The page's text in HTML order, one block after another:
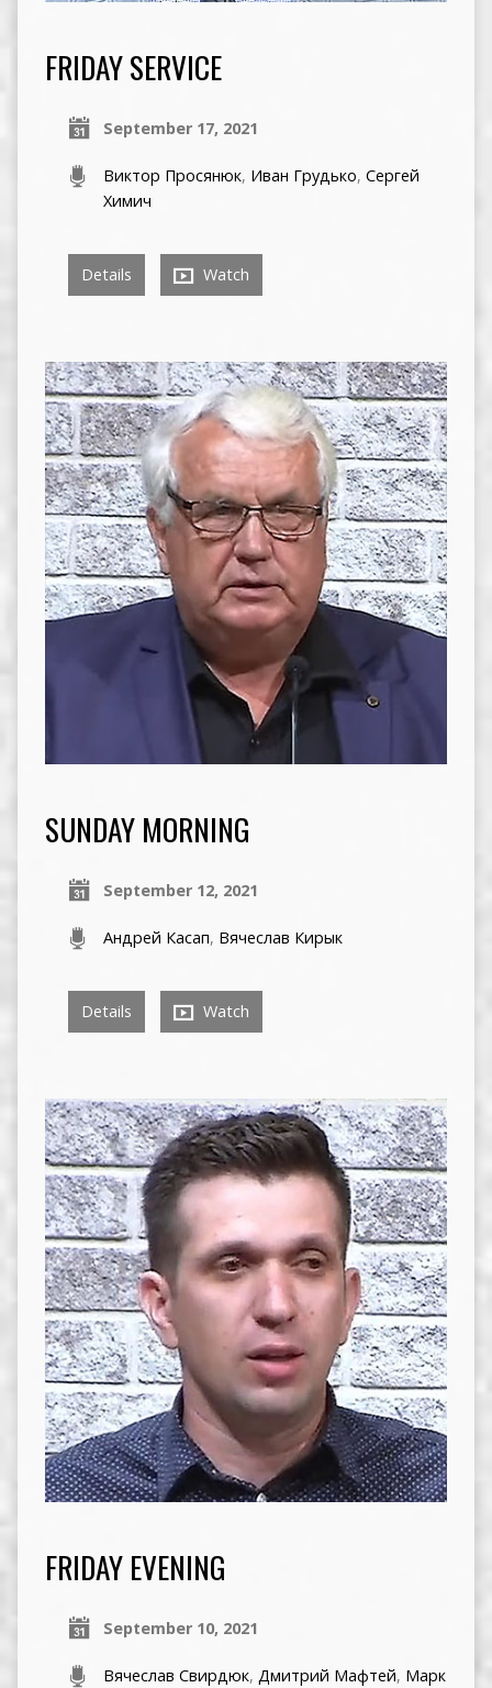
FRIDAY SERVICE
September 17, 2021
Виктор Просянюк, Иван Грудько,Сергей
Химич
Details Watch
SUNDAY MORNING
September 12, 2021
Андрей Касап, Вячеслав Кирык
Details Watch
FRIDAY EVENING
September 10, 2021
Вячеслав Свирдюк, Дмитрий Мафтей, Марк